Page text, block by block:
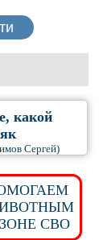
какой
Сергей)
СВО